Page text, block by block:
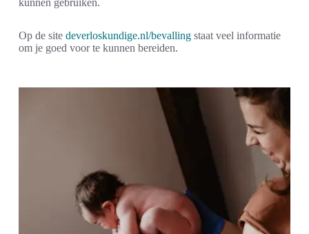
kunnen gebruiken.
Op de site deverloskundige.nl/bevallingstaat veel informatie
om je goed voor te kunnen bereiden.